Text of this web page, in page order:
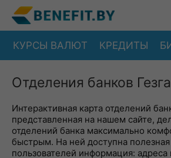
КУРСЫ ВАЛЮТ КРЕДИТЫ
Отделения банков
Интерактивная карта отделений
представленная на нашем сайте,
отделений банка максимально
быстрым. На ней доступна
пользователей информация: